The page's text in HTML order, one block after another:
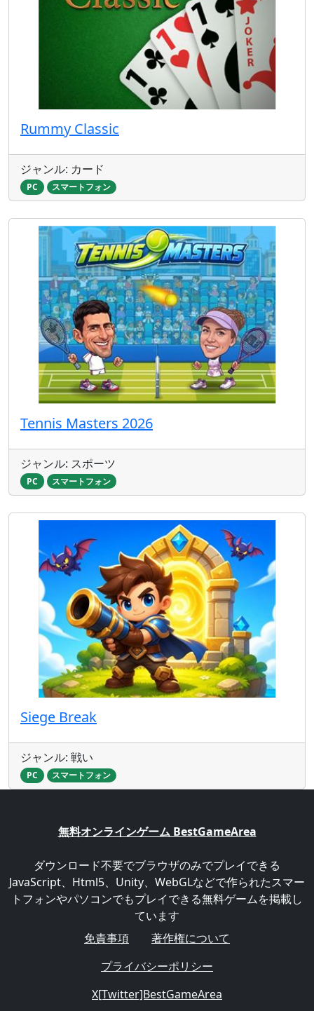
Rummy Classic
ジャンル: カード
PC スマートフォン
Tennis Masters 2026
ジャンル: スポーツ
PC スマートフォン
Siege Break
ジャンル: 戦い
PC スマートフォン
無料オンラインゲーム BestGameArea
ダウンロード不要でブラウザのみでプレイできる
JavaScript、Html5、Unity、WebGLなどで作られたスマー
トフォンやパソコンでもプレイできる無料ゲームを掲載し
ています
免責事項
著作権について
プライバシーポリシー
X[Twitter]BestGameArea